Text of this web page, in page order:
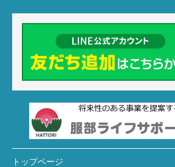
トップページ